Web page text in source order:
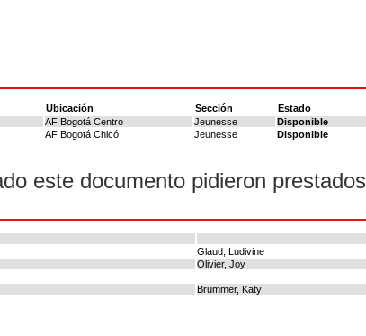
Ubicación Sección
Estado
AF Bogotá Centro Jeunesse
Disponible
AF Bogotá Chicó Jeunesse Disponible
este documento pidieron prestados
Glaud, Ludivine
Olivier, Joy
Brummer, Katy